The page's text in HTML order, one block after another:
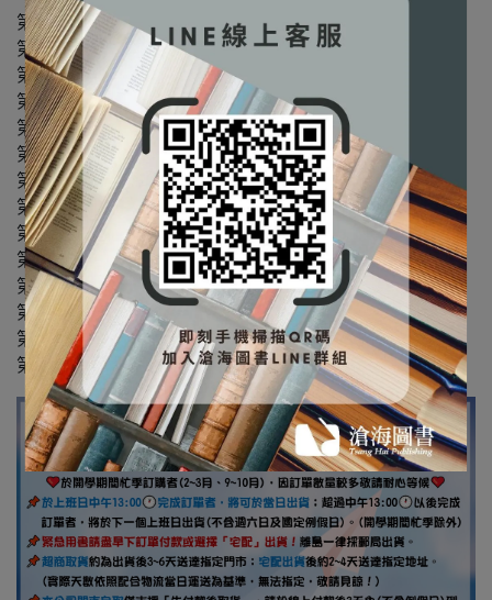
第 1 章 導論：認識「公關」
第 2 章 基本理論
第 3 章 媒體關係
第 4 章 企業公關
第 5 章 非營利組織公關
第 6 章 醫療產業公關
第 7 章 其他產業公關
第 8 章 政府公關
第 9 章 危機公關
第10章 議題管理
第11章 風險傳播
第12章 公關活動企劃
第13章 公關研究與效果評估
第14章 公關的未來